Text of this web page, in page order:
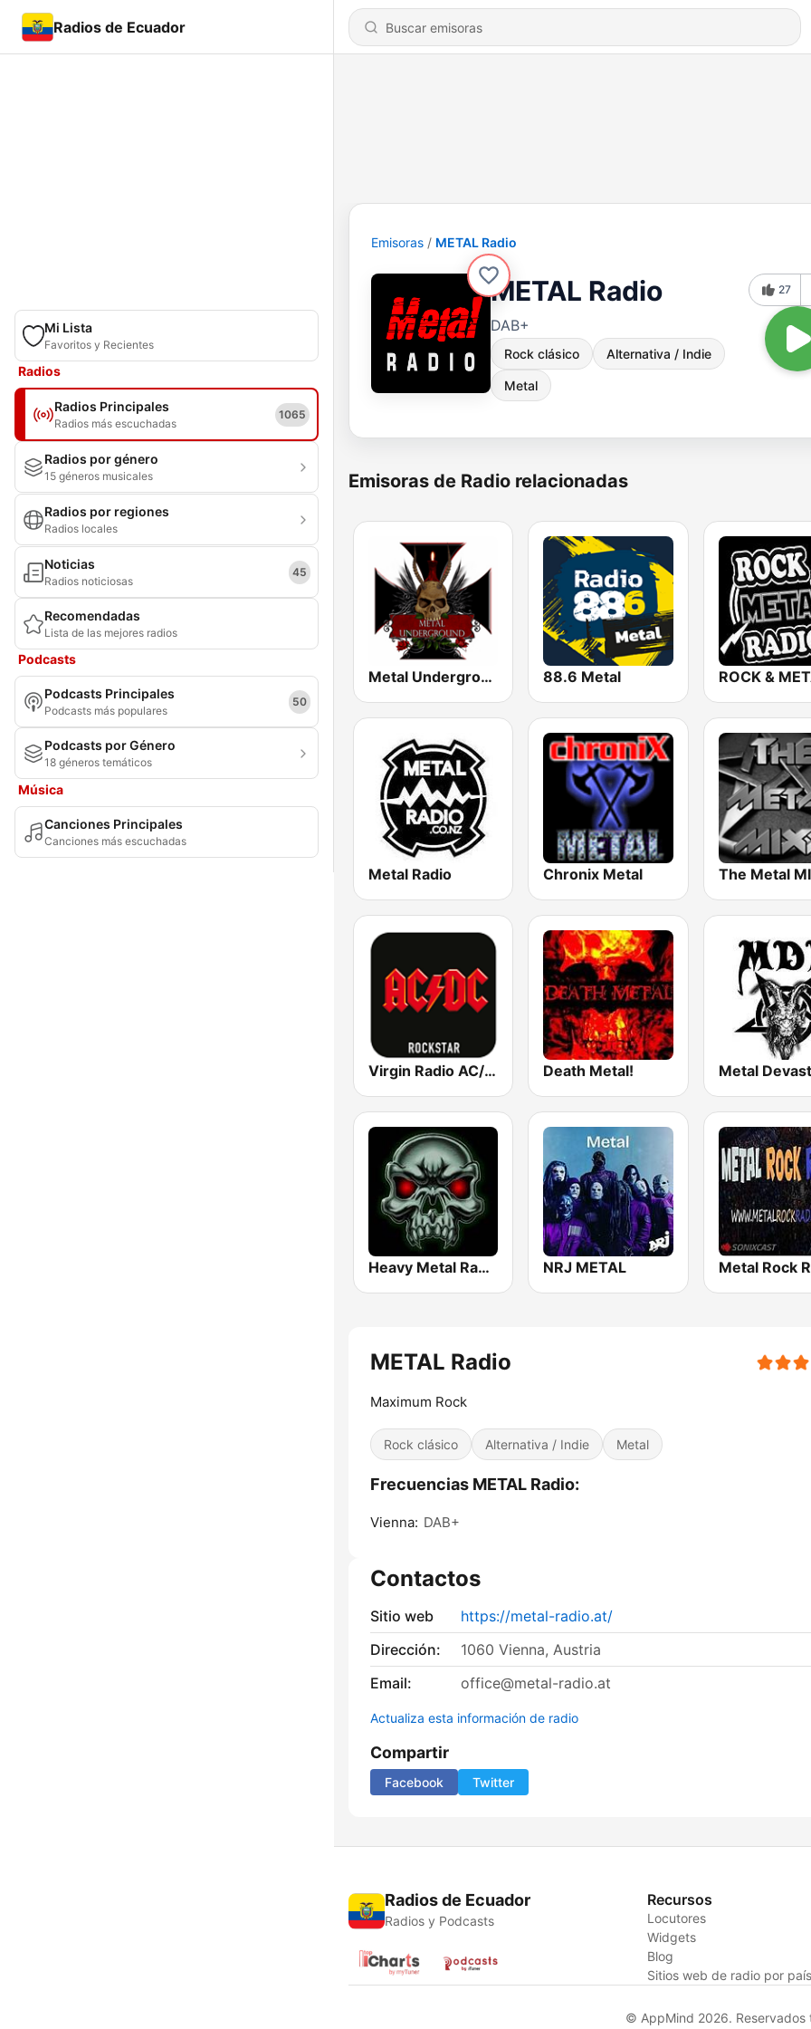
Radios de Ecuador
Mi Lista
Favoritos y Recientes
Radios
Radios Principales
Radios más escuchadas
1065
Radios por género
15 géneros musicales
Radios por regiones
Radios locales
Noticias
Radios noticiosas
45
Recomendadas
Lista de las mejores radios
Podcasts
Podcasts Principales
Podcasts más populares
50
Podcasts por Género
18 géneros temáticos
Música
Canciones Principales
Canciones más escuchadas
Emisoras METAL Radio
METAL Radio
DAB+
Rock clásico Alternativa / Indie
Metal
27
Emisoras de Radio relacionadas
Metal Underground 88.6 Metal ROCK &
Metal Radio Chronix Metal The Metal
Virgin Radio AC/DC Death Metal!
Heavy Metal Radio NRJ METAL Metal Rock
METAL Radio
Maximum Rock
Rock clásico Alternativa / Indie Metal
Frecuencias METAL Radio:
Vienna: DAB+
Contactos
Sitio web
https://metal-radio.at/
Dirección:
1060 Vienna, Austria
Email:
office@metal-radio.at
Actualiza esta información de radio
Compartir
Facebook Twitter
Radios de Ecuador
Radios y Podcasts
Recursos
Locutores
Widgets
Blog
Sitios web de radio por
© AppMind 2026. Reservados